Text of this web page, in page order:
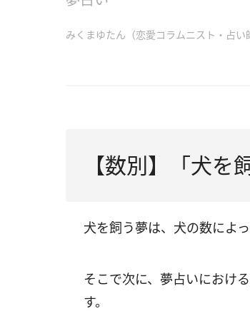
みくまゆたん（恋愛コラムニスト・占い
【数別】「犬を
犬を飼う夢は、犬の数によ
そこで次に、夢占いにおけ
す。